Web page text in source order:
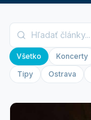
Všetko Koncerty
Tipy
Ostrava